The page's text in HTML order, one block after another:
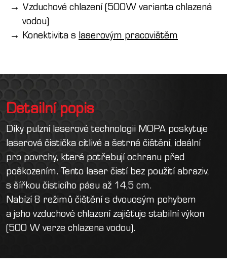
Vzduchové chlazení (500W varianta chlazená
vodou)
Konektivita s laserovým pracovištěm
Detailní popis
Díky pulzní laserové technologii MOPA poskytuje
laserová čistička citlivé a šetrné čištění, ideální
pro povrchy, které potřebují ochranu před
poškozením. Tento laser čistí bez použití abraziv,
s šířkou čisticího pásu až 14,5 cm.
Nabízí 8 režimů čištění s dvouosým pohybem
a jeho vzduchové chlazení zajišťuje stabilní výkon
(500 W verze chlazena vodou).